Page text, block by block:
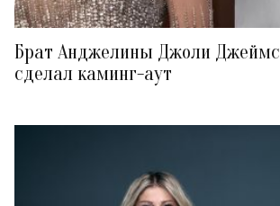
Брат Анджелины Джоли Джеймс
сделал каминг-аут